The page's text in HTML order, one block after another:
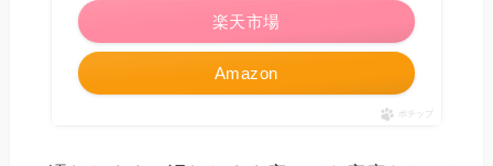
Amazon
楽天市場
ポチップ